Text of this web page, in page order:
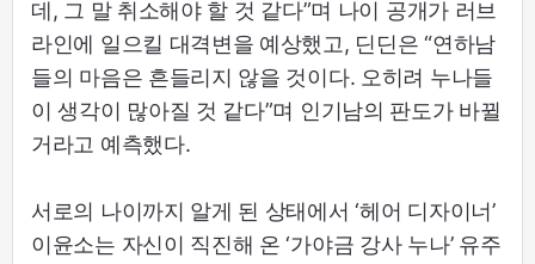
데, 그 말 취소해야 할 것 같다”며 나이 공개가 러브
라인에 일으킬 대격변을 예상했고, 딘딘은 “연하남
들의 마음은 흔들리지 않을 것이다. 오히려 누나들
이 생각이 많아질 것 같다”며 인기남의 판도가 바뀔
거라고 예측했다.
서로의 나이까지 알게 된 상태에서 ‘헤어 디자이너’
이윤소는 자신이 직진해 온 ‘가야금 강사 누나’ 유주